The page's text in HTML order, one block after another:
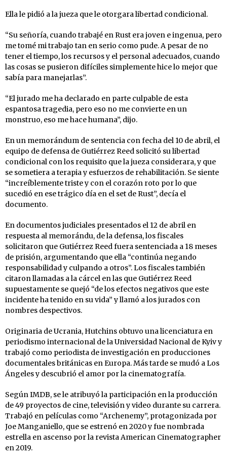
Ella le pidió a la jueza que le otorgara libertad condicional.
“Su señoría, cuando trabajé en Rust era joven e ingenua, pero
me tomé mi trabajo tan en serio como pude. A pesar de no
tener el tiempo, los recursos y el personal adecuados, cuando
las cosas se pusieron difíciles simplemente hice lo mejor que
sabía para manejarlas”.
“El jurado me ha declarado en parte culpable de esta
espantosa tragedia, pero eso no me convierte en un
monstruo, eso me hace humana”, dijo.
En un memorándum de sentencia con fecha del 10 de abril, el
equipo de defensa de Gutiérrez Reed solicitó su libertad
condicional con los requisito que la jueza considerara, y que
se sometiera a terapia y esfuerzos de rehabilitación. Se siente
“increíblemente triste y con el corazón roto por lo que
sucedió en ese trágico día en el set de Rust”, decía el
documento.
En documentos judiciales presentados el 12 de abril en
respuesta al memorándu, de la defensa, los fiscales
solicitaron que Gutiérrez Reed fuera sentenciada a 18 meses
de prisión, argumentando que ella “continúa negando
responsabilidad y culpando a otros”. Los fiscales también
citaron llamadas a la cárcel en las que Gutiérrez Reed
supuestamente se quejó “de los efectos negativos que este
incidente ha tenido en su vida” y llamó a los jurados con
nombres despectivos.
Originaria de Ucrania, Hutchins obtuvo una licenciatura en
periodismo internacional de la Universidad Nacional de Kyiv y
trabajó como periodista de investigación en producciones
documentales británicas en Europa. Más tarde se mudó a Los
Ángeles y descubrió el amor por la cinematografía.
Según IMDB, se le atribuyó la participación en la producción
de 49 proyectos de cine, televisión y video durante su carrera.
Trabajó en películas como “Archenemy”, protagonizada por
Joe Manganiello, que se estrenó en 2020 y fue nombrada
estrella en ascenso por la revista American Cinematographer
en 2019.